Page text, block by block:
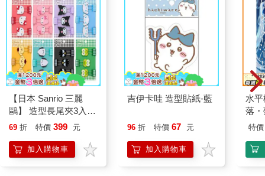
【日本 Sanrio 三麗
鷗】 造型長尾夾3入組
(8款可選) 凱蒂貓 Hello
企鵝
69 折 特價 399 元
加入購物車
吉伊卡哇 造型貼紙-藍
96 折 特價 67 元
加入購物車
水
落
特價